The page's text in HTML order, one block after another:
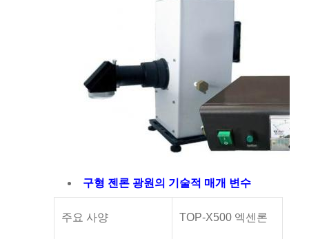
구형 젠론 광원의 기술적 매개 변수
주요 사양 TOP-X500 엑센론